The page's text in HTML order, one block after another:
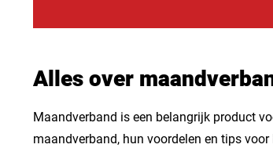
Alles over
Maandverband is een belangrijk product
maandverband, hun voordelen en tips